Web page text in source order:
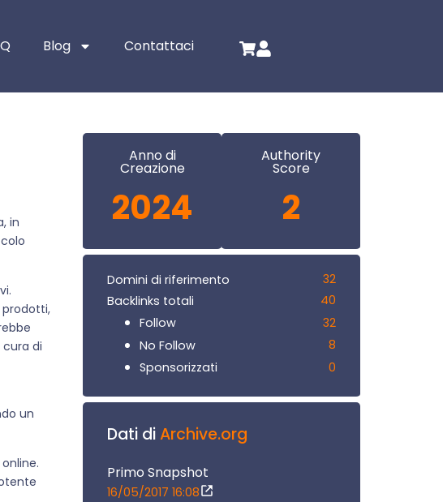
Blog Contattaci
in
di
un
Anno di
Creazione
2024
Authority
Score
2
Domini di riferimento
32
Backlinks totali
40
Follow
32
No Follow
8
Sponsorizzati
0
Dati diArchive.org
Primo Snapshot
16/05/2017 16:08